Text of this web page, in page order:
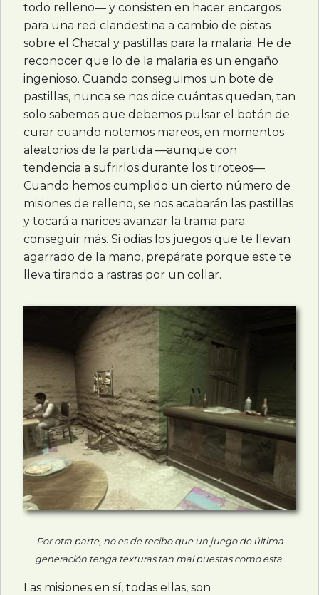
todo relleno— y consisten en hacer encargos
para una red clandestina a cambio de pistas
sobre el Chacal y pastillas para la malaria. He de
reconocer que lo de la malaria es un engaño
ingenioso. Cuando conseguimos un bote de
pastillas, nunca se nos dice cuántas quedan, tan
solo sabemos que debemos pulsar el botón de
curar cuando notemos mareos, en momentos
aleatorios de la partida —aunque con
tendencia a sufrirlos durante los tiroteos—.
Cuando hemos cumplido un cierto número de
misiones de relleno, se nos acabarán las pastillas
y tocará a narices avanzar la trama para
conseguir más. Si odias los juegos que te llevan
agarrado de la mano, prepárate porque este te
lleva tirando a rastras por un collar.
Por otra parte, no es de recibo que un juego de última
generación tenga texturas tan mal puestas como esta.
Las misiones en sí, todas ellas, son